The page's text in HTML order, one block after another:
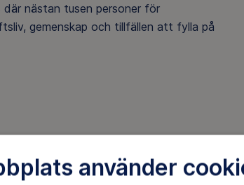
nästan tusen personer för
gemenskap och tillfällen att fylla på
Djupa skogar, kustnära berg,
paddlingsäventyr, vandringar eller
använder